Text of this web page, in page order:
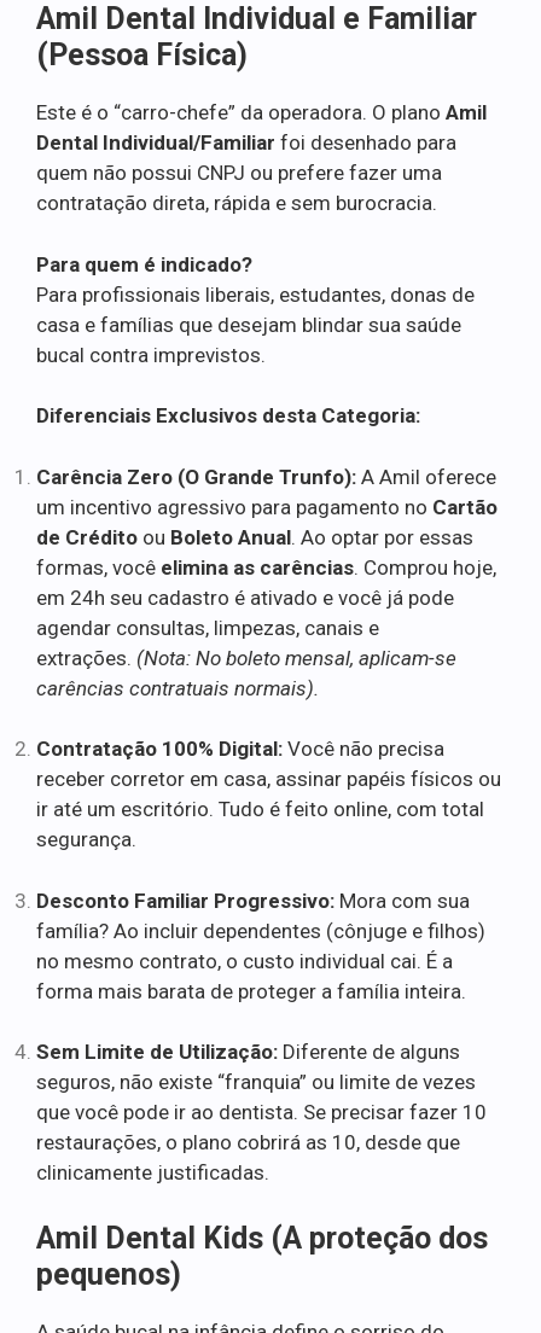
Amil Dental Individual e Familiar
(Pessoa Física)
Este é o “carro-chefe” da operadora. O plano Amil
Dental Individual/Familiar foi desenhado para
quem não possui CNPJ ou prefere fazer uma
contratação direta, rápida e sem burocracia.
Para quem é indicado?
Para profissionais liberais, estudantes, donas de
casa e famílias que desejam blindar sua saúde
bucal contra imprevistos.
Diferenciais Exclusivos desta Categoria:
Carência Zero (O Grande Trunfo): A Amil oferece
um incentivo agressivo para pagamento no Cartão
de Crédito ou Boleto Anual. Ao optar por essas
formas, você elimina as carências. Comprou hoje,
em 24h seu cadastro é ativado e você já pode
agendar consultas, limpezas, canais e
extrações. (Nota: No boleto mensal, aplicam-se
carências contratuais normais).
Contratação 100% Digital: Você não precisa
receber corretor em casa, assinar papéis físicos ou
ir até um escritório. Tudo é feito online, com total
segurança.
Desconto Familiar Progressivo: Mora com sua
família? Ao incluir dependentes (cônjuge e filhos)
no mesmo contrato, o custo individual cai. É a
forma mais barata de proteger a família inteira.
Sem Limite de Utilização: Diferente de alguns
seguros, não existe “franquia” ou limite de vezes
que você pode ir ao dentista. Se precisar fazer 10
restaurações, o plano cobrirá as 10, desde que
clinicamente justificadas.
Amil Dental Kids (A proteção dos
pequenos)